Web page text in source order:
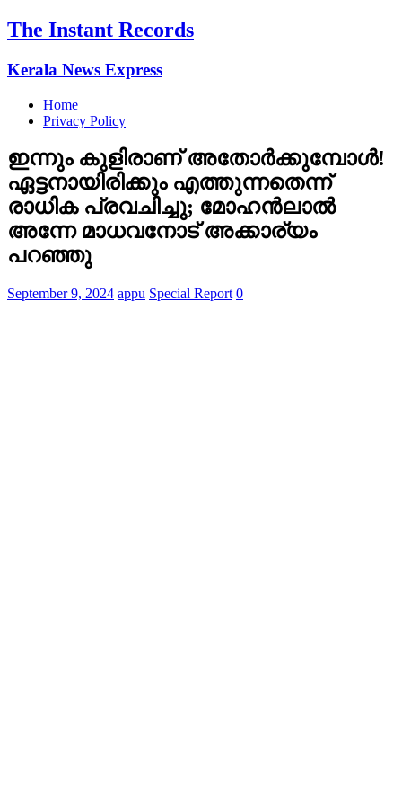
The Instant Records
Kerala News Express
Home
Privacy Policy
ഇന്നും കുളിരാണ് അതോർക്കുമ്പോൾ!
ഏട്ടനായിരിക്കും എത്തുന്നതെന്ന്
രാധിക പ്രവചിച്ചു; മോഹൻലാൽ
അന്നേ മാധവനോട് അക്കാര്യം
പറഞ്ഞു
September 9, 2024 appu Special Report 0